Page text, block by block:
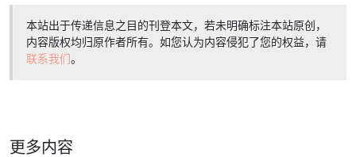
本站出于传递信息之目的刊登本文，若未明确标注本站原创，
内容版权均归原作者所有。如您认为内容侵犯了您的权益，请
联系我们。
更多内容